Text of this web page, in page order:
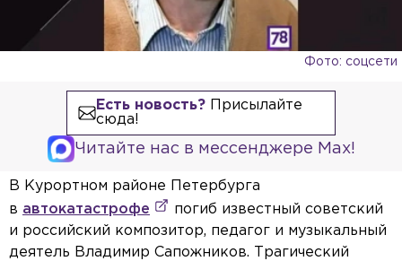
Фото: соцсети
Есть новость?Присылайте
сюда!
Читайте нас в мессенджере Max!
В Курортном районе Петербурга
в автокатастрофе
погиб известный советский
и российский композитор, педагог и музыкальный
деятель Владимир Сапожников. Трагический